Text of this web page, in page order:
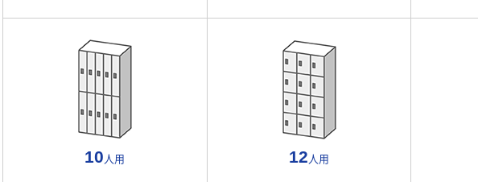
10 人用 12 人用